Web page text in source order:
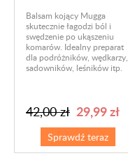
Balsam kojący Mugga
skutecznie łagodzi ból i
swędzenie po ukąszeniu
komarów. Idealny preparat
dla podróżników, wędkarzy,
sadowników, leśników itp.
42,00 zł 29,99 zł
Sprawdź teraz